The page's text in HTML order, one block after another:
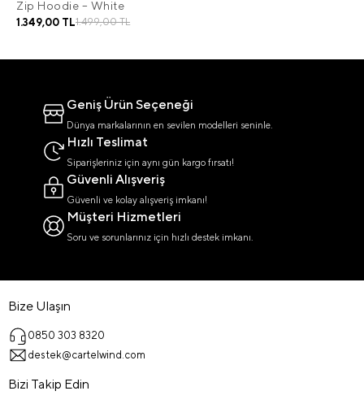
Zip Hoodie – White
1.499,00 TL
1.349,00 TL
Geniş Ürün Seçeneği
Dünya markalarının en sevilen modelleri seninle.
Hızlı Teslimat
Siparişleriniz için aynı gün kargo fırsatı!
Güvenli Alışveriş
Güvenli ve kolay alışveriş imkanı!
Müşteri Hizmetleri
Soru ve sorunlarınız için hızlı destek imkanı.
Bize Ulaşın
0850 303 8320
destek@cartelwind.com
Bizi Takip Edin